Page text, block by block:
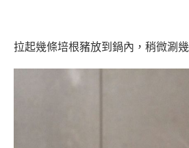
拉起幾條培根豬放到鍋內，稍微涮